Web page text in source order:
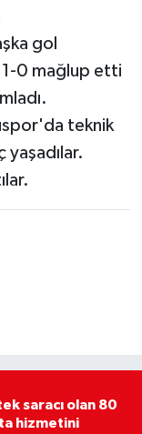
gol
1-0 mağlup etti
teknik
saracı olan 80
hizmetini